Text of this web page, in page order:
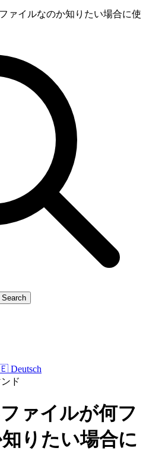
ァイルなのか知りたい場合に使
Search
Deutsch
ド
ァイルが何フ
りたい場合に